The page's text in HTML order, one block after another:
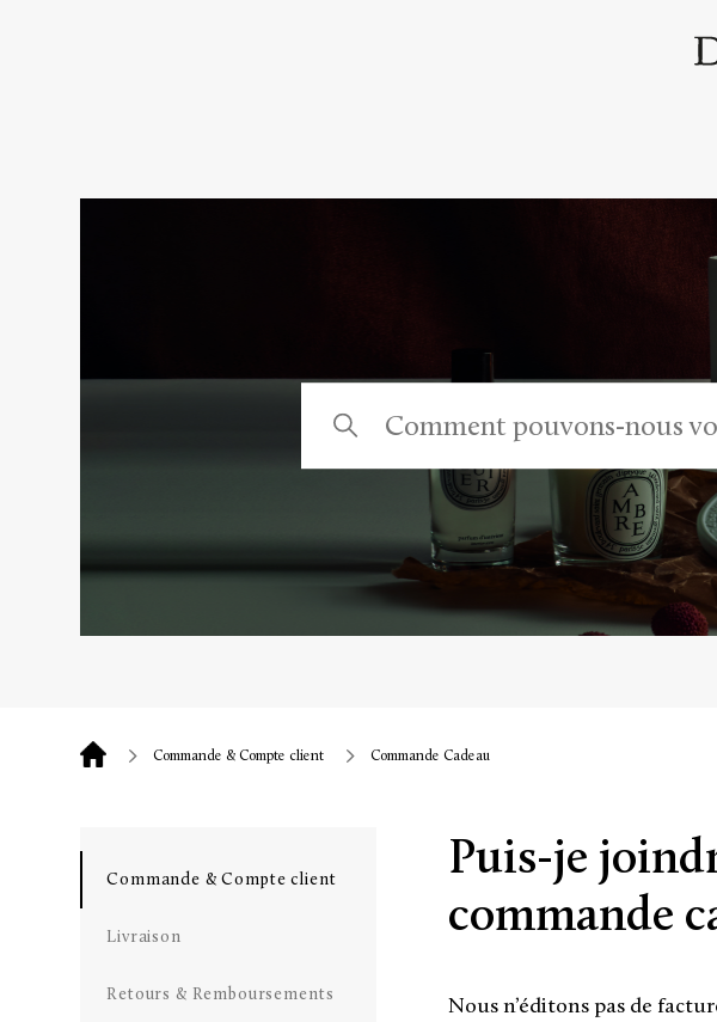
Commande & Compte client Commande Cadeau
Commande & Compte client
Livraison
Retours & Remboursements
Puis-je
commande
Nous n’éditons pas de